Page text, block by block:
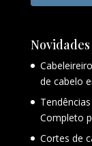
de cabelo
Completo
Cortes de